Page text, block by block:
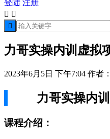
登陆 注册
 

力哥实操内训虚拟
2023年6月5日 下午7:04 作者：
力哥实操内
课程介绍：